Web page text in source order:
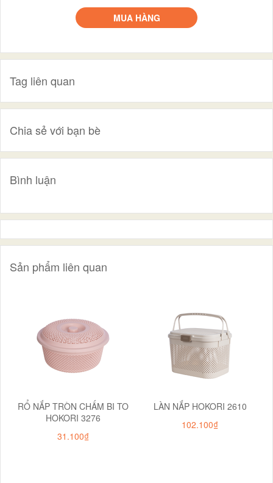
MUA HÀNG
Tag liên quan
Chia sẻ với bạn bè
Bình luận
Sản phẩm liên quan
RỔ NẮP TRÒN CHẤM BI TO
HOKORI 3276
31.100₫
LÀN NẮP HOKORI 2610
102.100₫